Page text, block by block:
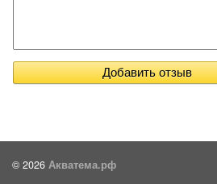
© 2026 Акватема.рф